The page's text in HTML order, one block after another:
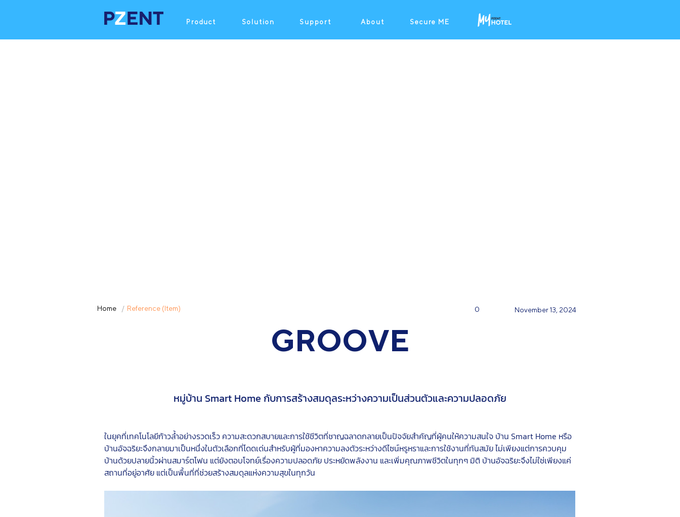
Product Solution Support About Secure ME
Home / Reference (Item) 0 November 13, 2024
GROOVE
หมู่บ้าน Smart Home กับการสร้างสมดุลระหว่างความเป็นส่วนตัวและความปลอดภัย
ในยุคที่เทคโนโลยีก้าวล้ำอย่างรวดเร็ว ความสะดวกสบายและการใช้ชีวิตที่ชาญฉลาดกลายเป็นปัจจัยสำคัญที่ผู้คนให้ความสนใจ บ้าน Smart Home หรือ
บ้านอัจฉริยะจึงกลายมาเป็นหนึ่งในตัวเลือกที่โดดเด่นสำหรับผู้ที่มองหาความลงตัวระหว่างดีไซน์หรูหราและการใช้งานที่ทันสมัย ไม่เพียงแต่การควบคุม
บ้านด้วยปลายนิ้วผ่านสมาร์ตโฟน แต่ยังตอบโจทย์เรื่องความปลอดภัย ประหยัดพลังงาน และเพิ่มคุณภาพชีวิตในทุกๆ มิติ บ้านอัจฉริยะจึงไม่ใช่เพียงแค่
สถานที่อยู่อาศัย แต่เป็นพื้นที่ที่ช่วยสร้างสมดุลแห่งความสุขในทุกวัน